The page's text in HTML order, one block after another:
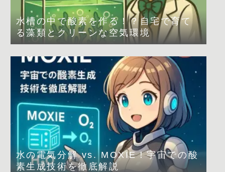
水槽の中で酸素を作る！？自宅で育て
る藻類とクリーンな空気環境
水の電気分解 vs. MOXIE！宇宙での酸
素生成技術を徹底解説